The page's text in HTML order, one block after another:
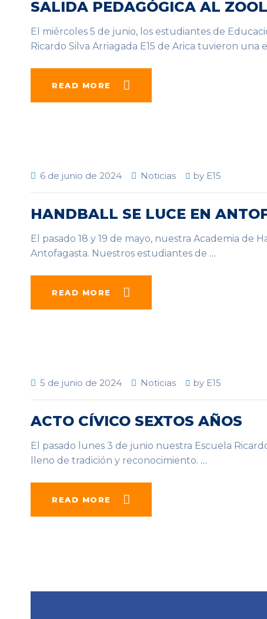
SALIDA PEDAGÓGICA AL
El miércoles 5 de junio, los estudiantes de
Ricardo Silva Arriagada E15 de Arica tuvieron una
READ MORE
6 de junio de 2024 Noticias by E15
HANDBALL SE LUCE EN
El pasado 18 y 19 de mayo, nuestra Academia de
Antofagasta. Nuestros estudiantes de …
READ MORE
5 de junio de 2024 Noticias by E15
ACTO CÍVICO SEXTOS AÑOS
El pasado lunes 3 de junio nuestra Escuela
lleno de tradición y reconocimiento. …
READ MORE